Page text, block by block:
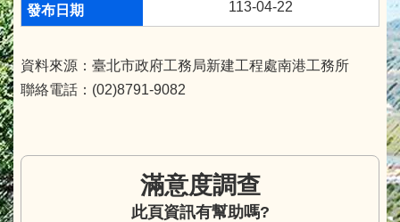
113-04-22
資料來源：臺北市政府工務局新建工程處南港工務所
聯絡電話：(02)8791-9082
滿意度調查
此頁資訊有幫助嗎?